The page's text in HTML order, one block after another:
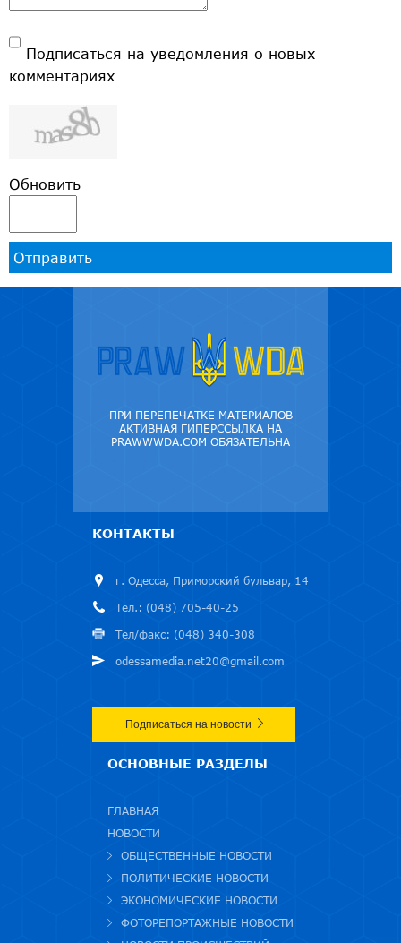
Подписаться на уведомления о новых
комментариях
Обновить
Отправить
ПРИ ПЕРЕПЕЧАТКЕ МАТЕРИАЛОВ
АКТИВНАЯ ГИПЕРССЫЛКА НА
PRAWWWDA.COM ОБЯЗАТЕЛЬНА
КОНТАКТЫ
г. Одесса, Приморский бульвар, 14
Тел.: (048) 705-40-25
Тел/факс: (048) 340-308
odessamedia.net20@gmail.com
Подписаться на новости
ОСНОВНЫЕ РАЗДЕЛЫ
ГЛАВНАЯ
НОВОСТИ
ОБЩЕСТВЕННЫЕ НОВОСТИ
ПОЛИТИЧЕСКИЕ НОВОСТИ
ЭКОНОМИЧЕСКИЕ НОВОСТИ
ФОТОРЕПОРТАЖНЫЕ НОВОСТИ